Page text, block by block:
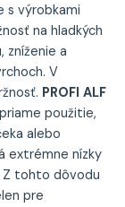
s výrobkami
na hladkých
zníženie a
V
PROFI ALF
použitie,
alebo
extrémne nízky
Z tohto dôvodu
pre